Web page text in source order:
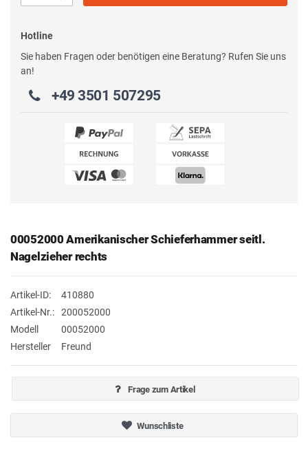
Hotline
Sie haben Fragen oder benötigen eine Beratung? Rufen Sie uns
an!
+49 3501 507295
00052000 Amerikanischer Schieferhammer seitl.
Nagelzieher rechts
Artikel-ID:
410880
Artikel-Nr.:
200052000
Modell
00052000
Hersteller
Freund
Frage zum Artikel
Wunschliste